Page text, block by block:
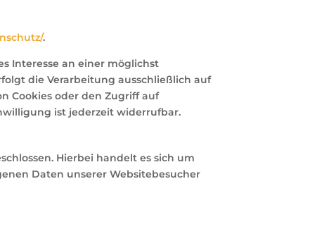
.
Interesse an einer möglichst
die Verarbeitung ausschließlich auf
Cookies oder den Zugriff auf
ist jederzeit widerrufbar.
Hierbei handelt es sich um
Daten unserer Websitebesucher